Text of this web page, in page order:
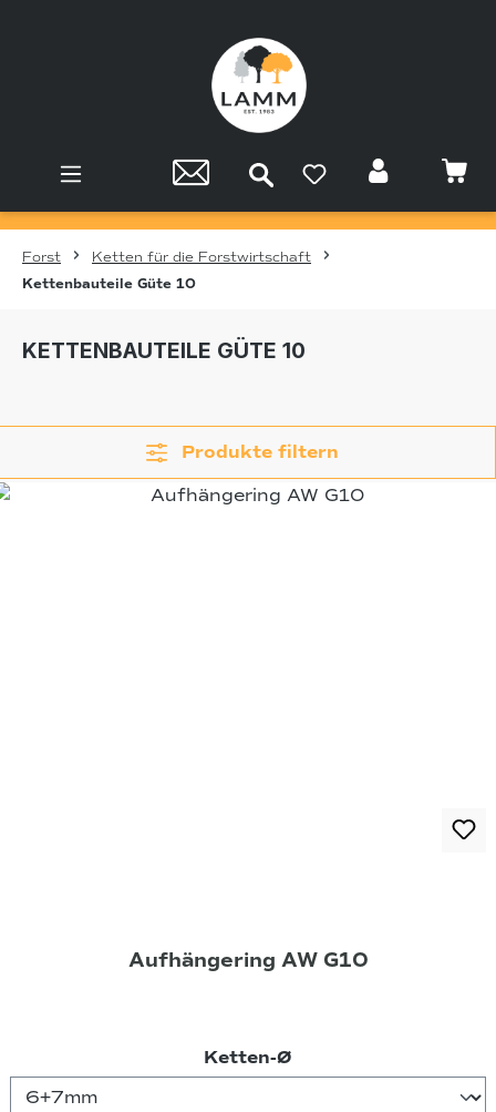
Forst
Ketten für die Forstwirtschaft
Kettenbauteile Güte 10
KETTENBAUTEILE GÜTE 10
Produkte filtern
Aufhängering AW G10
Ketten-Ø